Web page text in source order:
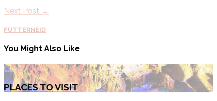
Next Post →
FUTTERNEID
You Might Also Like
Other
PLACES TO VISIT